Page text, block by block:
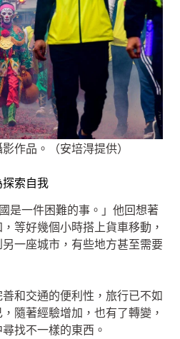
作品。（安培淂提供）
索自我
是一件困難的事。」他回想著
等好幾個小時搭上貨車移動，
一座城市，有些地方甚至需要
和交通的便利性，旅行已不如
隨著經驗增加，也有了轉變，
找不一樣的東西。